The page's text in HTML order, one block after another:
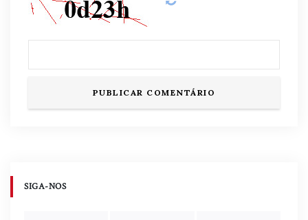
SIGA-NOS